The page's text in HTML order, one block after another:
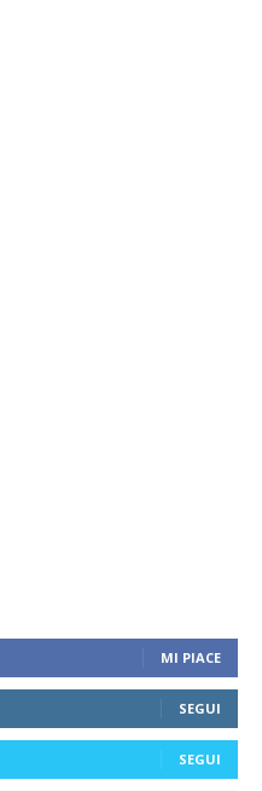
MI PIACE
SEGUI
SEGUI